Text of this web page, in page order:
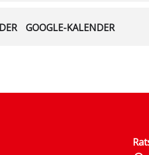
GOOGLE-KALENDER